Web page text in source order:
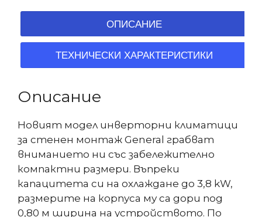
ОПИСАНИЕ
ТЕХНИЧЕСКИ ХАРАКТЕРИСТИКИ
Описание
Новият модел инверторни климатици
за стенен монтаж General грабват
вниманието ни със забележително
компактни размери. Въпреки
капацитета си на охлаждане до 3,8 kW,
размерите на корпуса му са дори под
0,80 м ширина на устройството. По